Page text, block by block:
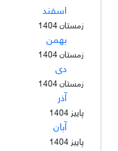
اسفند
زمستان 1404
بهمن
زمستان 1404
دی
زمستان 1404
آذر
پاییز 1404
آبان
پاییز 1404